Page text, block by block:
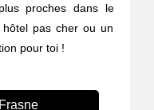
proches dans le
pas cher ou un
pour toi !